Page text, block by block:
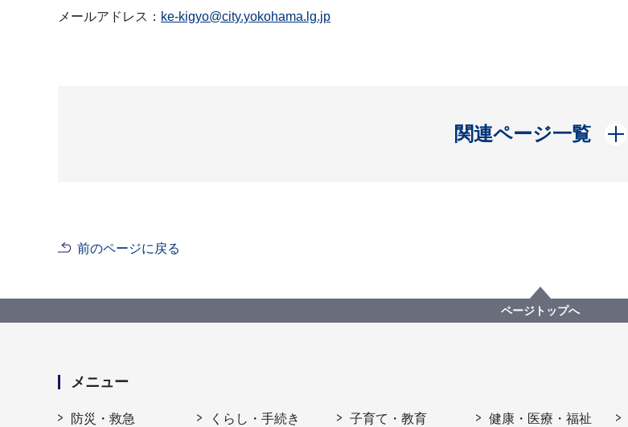
メールアドレス： ke-kigyo@city.yokohama.lg.jp
関連ページ一覧
開く
前のページに戻る
ページトップへ
メニュー
防災・救急 くらし・手続き 子育て・教育 健康・医療・福祉